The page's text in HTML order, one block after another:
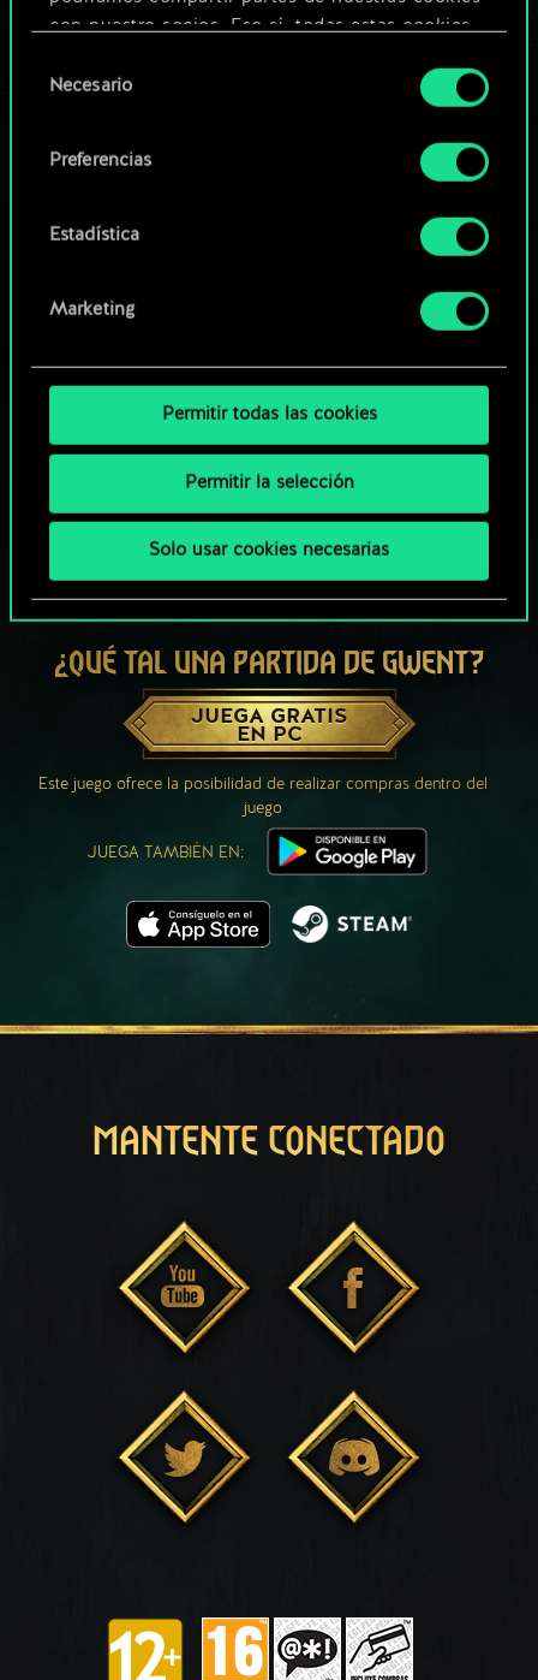
con nuestro socios. Eso sí, todas estas cookies
Encontrarás todos los detalles sobre nuestro uso
preferencias al respecto en el menú «Ajustes» de
deNecesario
Preferencias
Estadística
Marketing
Permitir todas las cookies
Permitir la selección
Solo usar cookies necesarias
Editar baraja
Explorar las barajas de la
¿QUÉ TAL UNA PARTIDA DE GWENT?
JUEGA GRATIS
EN PC
Este juego ofrece la posibilidad de realizar compras dentro del
juego
JUEGA TAMBIÉN EN:
MANTENTE CONECTADO